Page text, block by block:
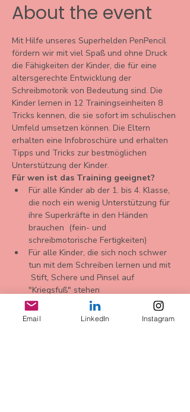
About the event
Mit Hilfe unseres Superhelden PenPencil
fördern wir mit viel Spaß und ohne Druck
die Fähigkeiten der Kinder, die für eine
altersgerechte Entwicklung der
Schreibmotorik von Bedeutung sind. Die
Kinder lernen in 12 Trainingseinheiten 8
Tricks kennen, die sie sofort im schulischen
Umfeld umsetzen können. Die Eltern
erhalten eine Infobroschüre und erhalten
Tipps und Tricks zur bestmöglichen
Unterstützung der Kinder.
Für wen ist das Training geeignet?
Für alle Kinder ab der 1. bis 4. Klasse,
die noch ein wenig Unterstützung für
ihre Superkräfte in den Händen
brauchen  (fein- und
schreibmotorische Fertigkeiten)
Für alle Kinder, die sich noch schwer
tun mit dem Schreiben lernen und mit
Stift, Schere und Pinsel auf
"Kriegsfuß" stehen
Für alle Kinder, die auf einer
Warteliste auf Grund
Email LinkedIn Instagram